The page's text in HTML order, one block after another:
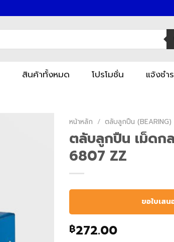
สินค้าทั้งหมด โปรโมชั่น แจ้งชำ
หน้าหลัก / ตลับลูกปืน (BEARING)
ตลับลูกปืน เม็ดก
6807 ZZ
ขอใบเสน
฿272.00